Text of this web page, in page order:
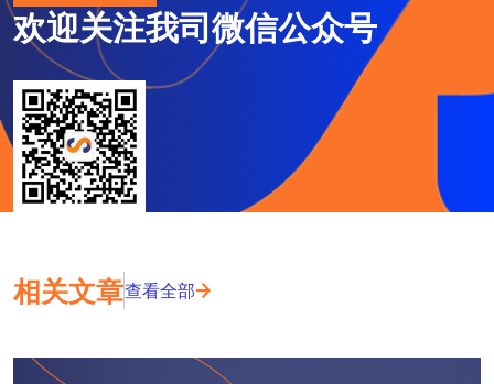
欢迎关注我司微信公众号
相关文章查看全部